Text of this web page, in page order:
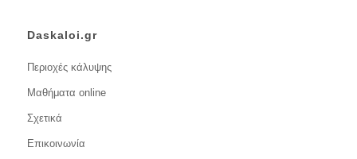
Daskaloi.gr
Περιοχές κάλυψης
Μαθήματα online
Σχετικά
Επικοινωνία